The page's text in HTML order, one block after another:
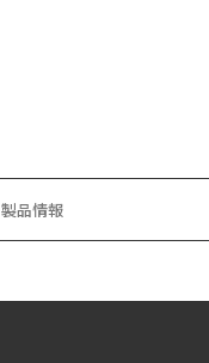
製品情報